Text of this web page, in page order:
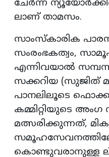
ചേർന്ന്
ലാണ് താമസം.
സാംസ്കാരിക
സംരംഭകത്വം,
എന്നിവയാൽ
സക്കറിയ (സുജിത്
പാനലിലൂടെ
കമ്മിറ്റിയുടെ അംഗ
മത്സരിക്കുന്നത്,
കൊണ്ടുവരാനുള്ള